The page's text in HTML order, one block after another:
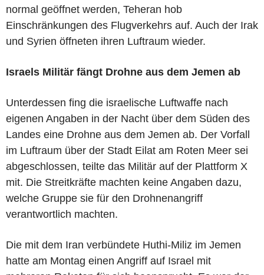
normal geöffnet werden, Teheran hob
Einschränkungen des Flugverkehrs auf. Auch der Irak
und Syrien öffneten ihren Luftraum wieder.
Israels Militär fängt Drohne aus dem Jemen ab
Unterdessen fing die israelische Luftwaffe nach
eigenen Angaben in der Nacht über dem Süden des
Landes eine Drohne aus dem Jemen ab. Der Vorfall
im Luftraum über der Stadt Eilat am Roten Meer sei
abgeschlossen, teilte das Militär auf der Plattform X
mit. Die Streitkräfte machten keine Angaben dazu,
welche Gruppe sie für den Drohnenangriff
verantwortlich machten.
Die mit dem Iran verbündete Huthi-Miliz im Jemen
hatte am Montag einen Angriff auf Israel mit